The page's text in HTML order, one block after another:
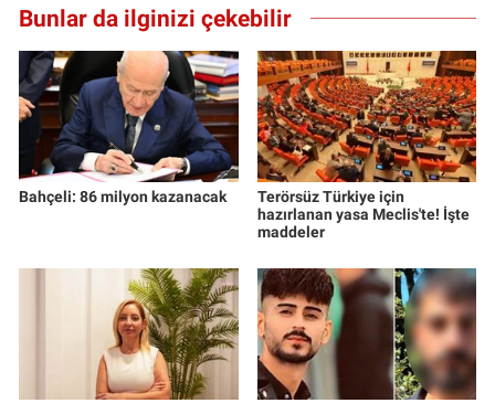
Bunlar da ilginizi çekebilir
Bahçeli: 86 milyon kazanacak
Terörsüz Türkiye için
hazırlanan yasa Meclis'te! İşte
maddeler